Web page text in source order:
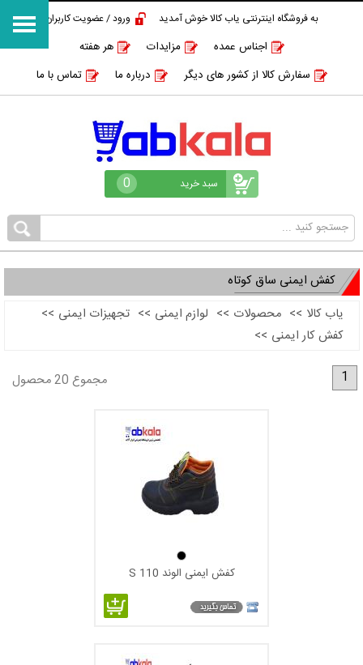
به فروشگاه اینترنتی یاب کالا خوش آمدید ورود / عضویت کاربران
اجناس عمده مزایدات
هر هفته
سفارش کالا از کشور های دیگر
درباره ما تماس با ما
سبد خرید 0
کفش ایمنی ساق کوتاه
یاب کالا >> محصولات >> لوازم ایمنی >> تجهیزات ایمنی >>
کفش کار ایمنی >>
1 مجموع 20 محصول
کفش ایمنی الوند S 110